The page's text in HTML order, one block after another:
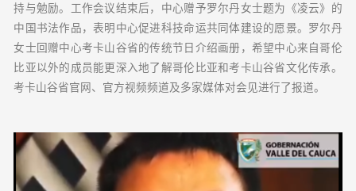
持与勉励。工作会议结束后，中心赠予罗尔丹女士题为《凌云》的
中国书法作品，表明中心促进科技命运共同体建设的愿景。罗尔丹
女士回赠中心考卡山谷省的传统节日介绍画册，希望中心来自哥伦
比亚以外的成员能更深入地了解哥伦比亚和考卡山谷省文化传承。
考卡山谷省官网、官方视频频道及多家媒体对会见进行了报道。